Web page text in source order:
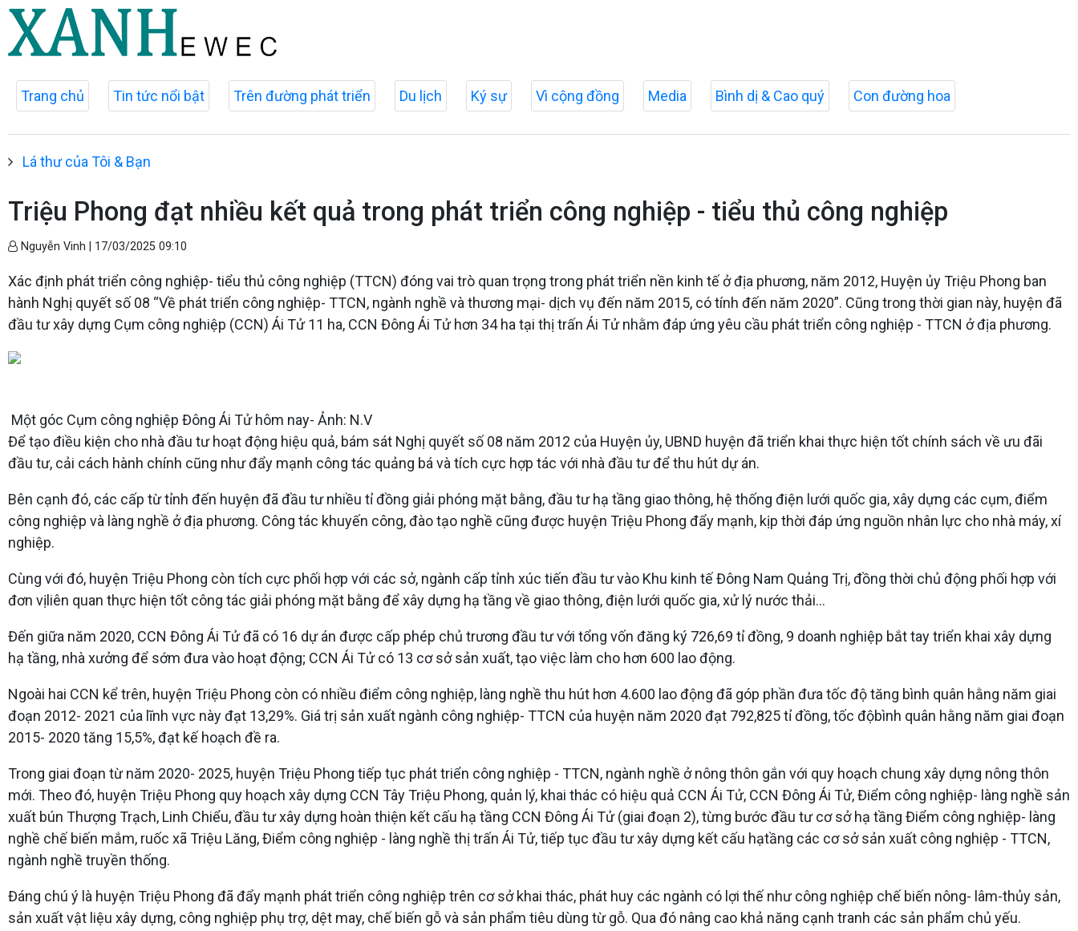
Trang chủ Tin tức nổi bật Trên đường phát triển Du lịch Ký sự Vì cộng đồng Media Bình dị & Cao quý Con đường hoa
Lá thư của Tôi & Bạn
Triệu Phong đạt nhiều kết quả trong phát triển công nghiệp - tiểu thủ công nghiệp
Nguyễn Vinh | 17/03/2025 09:10
Xác định phát triển công nghiệp- tiểu thủ công nghiệp (TTCN) đóng vai trò quan trọng trong phát triển nền kinh tế ở địa phương, năm 2012, Huyện ủy Triệu Phong ban
hành Nghị quyết số 08 “Về phát triển công nghiệp- TTCN, ngành nghề và thương mại- dịch vụ đến năm 2015, có tính đến năm 2020”. Cũng trong thời gian này, huyện đã
đầu tư xây dựng Cụm công nghiệp (CCN) Ái Tử 11 ha, CCN Đông Ái Tử hơn 34 ha tại thị trấn Ái Tử nhằm đáp ứng yêu cầu phát triển công nghiệp - TTCN ở địa phương.
Một góc Cụm công nghiệp Đông Ái Tử hôm nay- Ảnh: N.V
Để tạo điều kiện cho nhà đầu tư hoạt động hiệu quả, bám sát Nghị quyết số 08 năm 2012 của Huyện ủy, UBND huyện đã triển khai thực hiện tốt chính sách về ưu đãi
đầu tư, cải cách hành chính cũng như đẩy mạnh công tác quảng bá và tích cực hợp tác với nhà đầu tư để thu hút dự án.
Bên cạnh đó, các cấp từ tỉnh đến huyện đã đầu tư nhiều tỉ đồng giải phóng mặt bằng, đầu tư hạ tầng giao thông, hệ thống điện lưới quốc gia, xây dựng các cụm, điểm
công nghiệp và làng nghề ở địa phương. Công tác khuyến công, đào tạo nghề cũng được huyện Triệu Phong đẩy mạnh, kịp thời đáp ứng nguồn nhân lực cho nhà máy, xí
nghiệp.
Cùng với đó, huyện Triệu Phong còn tích cực phối hợp với các sở, ngành cấp tỉnh xúc tiến đầu tư vào Khu kinh tế Đông Nam Quảng Trị, đồng thời chủ động phối hợp với
đơn vịliên quan thực hiện tốt công tác giải phóng mặt bằng để xây dựng hạ tầng về giao thông, điện lưới quốc gia, xử lý nước thải...
Đến giữa năm 2020, CCN Đông Ái Tử đã có 16 dự án được cấp phép chủ trương đầu tư với tổng vốn đăng ký 726,69 tỉ đồng, 9 doanh nghiệp bắt tay triển khai xây dựng
hạ tầng, nhà xưởng để sớm đưa vào hoạt động; CCN Ái Tử có 13 cơ sở sản xuất, tạo việc làm cho hơn 600 lao động.
Ngoài hai CCN kể trên, huyện Triệu Phong còn có nhiều điểm công nghiệp, làng nghề thu hút hơn 4.600 lao động đã góp phần đưa tốc độ tăng bình quân hằng năm giai
đoạn 2012- 2021 của lĩnh vực này đạt 13,29%. Giá trị sản xuất ngành công nghiệp- TTCN của huyện năm 2020 đạt 792,825 tỉ đồng, tốc độbình quân hằng năm giai đoạn
2015- 2020 tăng 15,5%, đạt kế hoạch đề ra.
Trong giai đoạn từ năm 2020- 2025, huyện Triệu Phong tiếp tục phát triển công nghiệp - TTCN, ngành nghề ở nông thôn gắn với quy hoạch chung xây dựng nông thôn
mới. Theo đó, huyện Triệu Phong quy hoạch xây dựng CCN Tây Triệu Phong, quản lý, khai thác có hiệu quả CCN Ái Tử, CCN Đông Ái Tử, Điểm công nghiệp- làng nghề sản
xuất bún Thượng Trạch, Linh Chiểu, đầu tư xây dựng hoàn thiện kết cấu hạ tầng CCN Đông Ái Tử (giai đoạn 2), từng bước đầu tư cơ sở hạ tầng Điểm công nghiệp- làng
nghề chế biến mắm, ruốc xã Triệu Lăng, Điểm công nghiệp - làng nghề thị trấn Ái Tử, tiếp tục đầu tư xây dựng kết cấu hạtầng các cơ sở sản xuất công nghiệp - TTCN,
ngành nghề truyền thống.
Đáng chú ý là huyện Triệu Phong đã đẩy mạnh phát triển công nghiệp trên cơ sở khai thác, phát huy các ngành có lợi thế như công nghiệp chế biến nông- lâm-thủy sản,
sản xuất vật liệu xây dựng, công nghiệp phụ trợ, dệt may, chế biến gỗ và sản phẩm tiêu dùng từ gỗ. Qua đó nâng cao khả năng cạnh tranh các sản phẩm chủ yếu.